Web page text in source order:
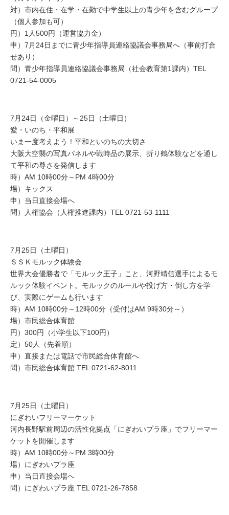
対）市内在住・在学・在勤で中学生以上の青少年を含むグループ
（個人参加も可）
円）1人500円（運営協力金）
申）7月24日までに青少年指導員連絡協議会事務局へ（事前打合
せあり）
問）青少年指導員連絡協議会事務局（社会教育第1課内）TEL
0721-54-0005
7月24日（金曜日）～25日（土曜日）
愛・いのち・平和展
いま一度考えよう！平和といのちの大切さ
大阪大空襲の写真パネルや戦時品の展示、折り鶴体験などを通し
て平和の尊さを発信します
時）AM 10時00分～PM 4時00分
場）キックス
申）当日直接会場へ
問）人権協会（人権推進課内）TEL 0721-53-1111
7月25日（土曜日）
ＳＳＫモルック体験会
世界大会優勝者で「モルック王子」こと、河野靖信選手によるモ
ルック体験イベント。モルックのルールや投げ方・倒し方を学
び、実際にゲームも行います
時）AM 10時00分～12時00分（受付はAM 9時30分～）
場）市民総合体育館
円）300円（小学生以下100円）
定）50人（先着順）
申）直接または電話で市民総合体育館へ
問）市民総合体育館 TEL 0721-62-8011
7月25日（土曜日）
にぎわいフリーマーケット
河内長野駅前周辺の活性化拠点「にぎわいプラ座」でフリーマー
ケットを開催します
時）AM 10時00分～PM 3時00分
場）にぎわいプラ座
申）当日直接会場へ
問）にぎわいプラ座 TEL 0721-26-7858